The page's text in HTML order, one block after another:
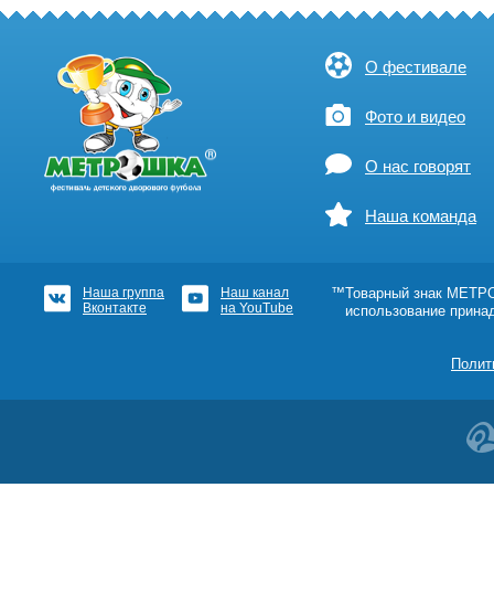
О фестивале
Фото и видео
О нас говорят
Наша команда
Наша группа
Вконтакте
Наш канал
на YouTube
™Товарный знак
использование